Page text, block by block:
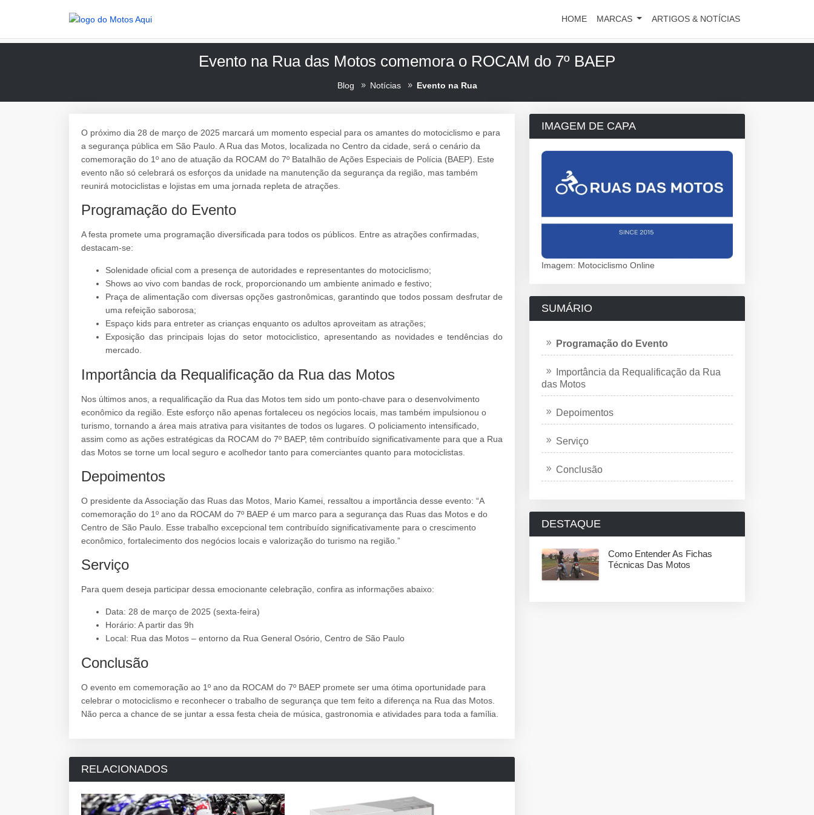
HOME MARCAS ARTIGOS & NOTÍCIAS
Evento na Rua das Motos comemora o ROCAM do 7º BAEP
Blog Notícias Evento na Rua
O próximo dia 28 de março de 2025 marcará um momento especial para os amantes do motociclismo e para
a segurança pública em São Paulo. A Rua das Motos, localizada no Centro da cidade, será o cenário da
comemoração do 1º ano de atuação da ROCAM do 7º Batalhão de Ações Especiais de Polícia (BAEP). Este
evento não só celebrará os esforços da unidade na manutenção da segurança da região, mas também
reunirá motociclistas e lojistas em uma jornada repleta de atrações.
Programação do Evento
A festa promete uma programação diversificada para todos os públicos. Entre as atrações confirmadas,
destacam-se:
Solenidade oficial com a presença de autoridades e representantes do motociclismo;
Shows ao vivo com bandas de rock, proporcionando um ambiente animado e festivo;
Praça de alimentação com diversas opções gastronômicas, garantindo que todos possam desfrutar de
uma refeição saborosa;
Espaço kids para entreter as crianças enquanto os adultos aproveitam as atrações;
Exposição das principais lojas do setor motociclistico, apresentando as novidades e tendências do
mercado.
Importância da Requalificação da Rua das Motos
Nos últimos anos, a requalificação da Rua das Motos tem sido um ponto-chave para o desenvolvimento
econômico da região. Este esforço não apenas fortaleceu os negócios locais, mas também impulsionou o
turismo, tornando a área mais atrativa para visitantes de todos os lugares. O policiamento intensificado,
assim como as ações estratégicas da ROCAM do 7º BAEP, têm contribuído significativamente para que a Rua
das Motos se torne um local seguro e acolhedor tanto para comerciantes quanto para motociclistas.
Depoimentos
O presidente da Associação das Ruas das Motos, Mario Kamei, ressaltou a importância desse evento: “A
comemoração do 1º ano da ROCAM do 7º BAEP é um marco para a segurança das Ruas das Motos e do
Centro de São Paulo. Esse trabalho excepcional tem contribuído significativamente para o crescimento
econômico, fortalecimento dos negócios locais e valorização do turismo na região.”
Serviço
Para quem deseja participar dessa emocionante celebração, confira as informações abaixo:
Data: 28 de março de 2025 (sexta-feira)
Horário: A partir das 9h
Local: Rua das Motos – entorno da Rua General Osório, Centro de São Paulo
Conclusão
O evento em comemoração ao 1º ano da ROCAM do 7º BAEP promete ser uma ótima oportunidade para
celebrar o motociclismo e reconhecer o trabalho de segurança que tem feito a diferença na Rua das Motos.
Não perca a chance de se juntar a essa festa cheia de música, gastronomia e atividades para toda a família.
RELACIONADOS
IMAGEM DE CAPA
Imagem: Motociclismo Online
SUMÁRIO
Programação do Evento
Importância da Requalificação da Rua
das Motos
Depoimentos
Serviço
Conclusão
DESTAQUE
Como Entender As Fichas
Técnicas Das Motos